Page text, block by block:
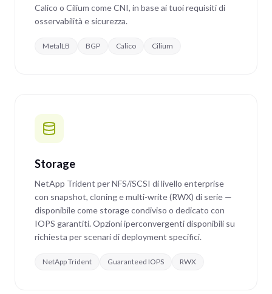
Calico o Cilium come CNI, in base ai tuoi requisiti di
osservabilità e sicurezza.
MetalLB BGP Calico Cilium
Storage
NetApp Trident per NFS/iSCSI di livello enterprise
con snapshot, cloning e multi-write (RWX) di serie —
disponibile come storage condiviso o dedicato con
IOPS garantiti. Opzioni iperconvergenti disponibili su
richiesta per scenari di deployment specifici.
NetApp Trident Guaranteed IOPS RWX